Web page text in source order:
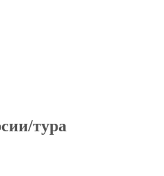
тура